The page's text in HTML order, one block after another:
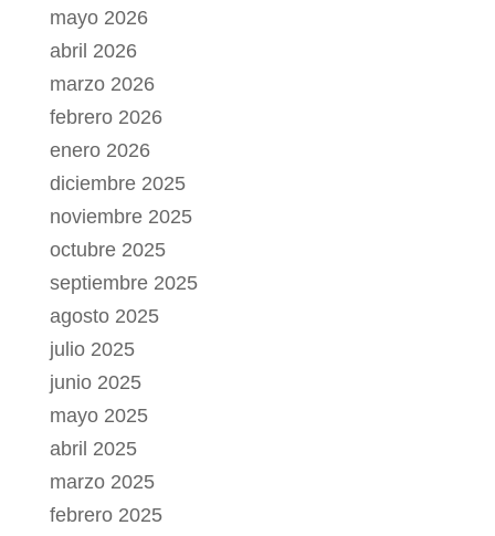
mayo 2026
abril 2026
marzo 2026
febrero 2026
enero 2026
diciembre 2025
noviembre 2025
octubre 2025
septiembre 2025
agosto 2025
julio 2025
junio 2025
mayo 2025
abril 2025
marzo 2025
febrero 2025